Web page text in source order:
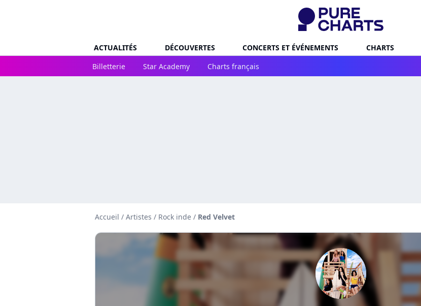
ACTUALITÉS DÉCOUVERTES CONCERTS ET ÉVÉNEMENTS CHARTS
Billetterie
Star Academy Charts français
Accueil / Artistes / Rock inde / Red Velvet